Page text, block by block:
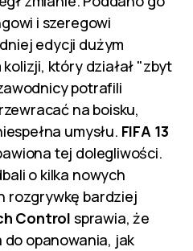
i szeregowi
edycji dużym
który działał "zbyt
potrafili
na boisku,
umysłu. FIFA 13
tej dolegliwości.
o kilka nowych
rozgrywkę bardziej
Control sprawia, że
do opanowania, jak